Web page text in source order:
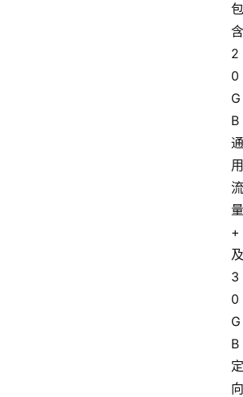
包
含
2
0
G
B
通
用
流
量
+
及
3
0
G
B
定
向